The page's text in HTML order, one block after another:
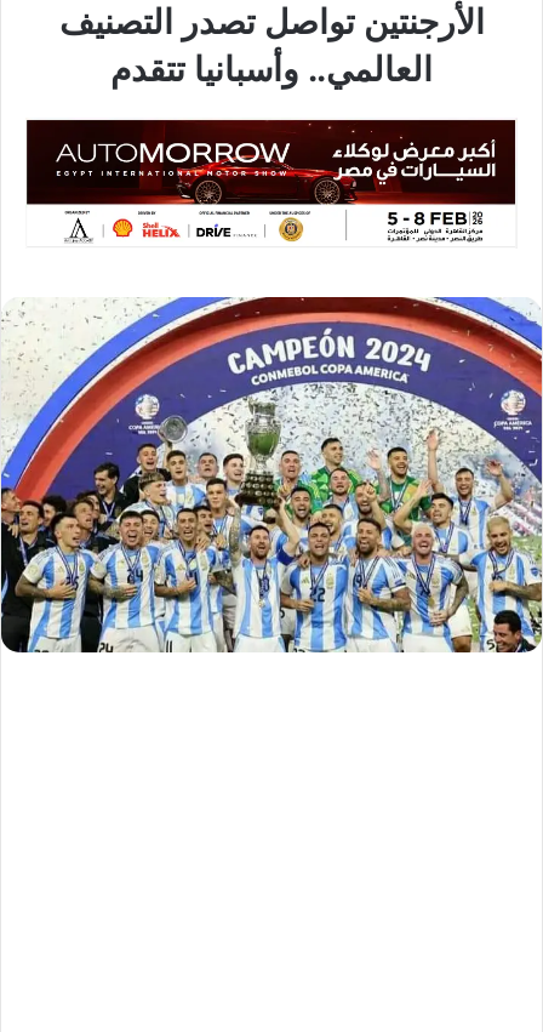
الأرجنتين تواصل تصدر التصنيف
العالمي.. وأسبانيا تتقدم